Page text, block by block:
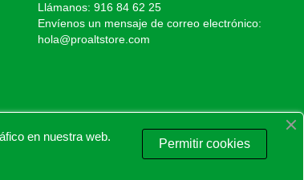
Llámanos: 916 84 62 25
Envíenos un mensaje de correo electrónico:
hola@proaltstore.com
en nuestra web.
Permitir cookies